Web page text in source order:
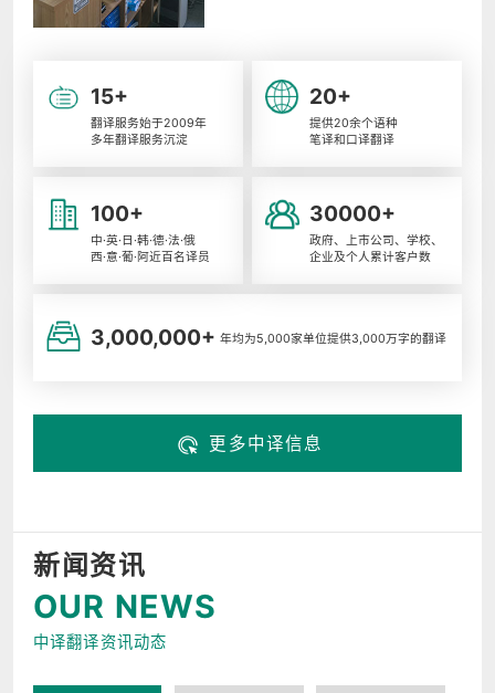
15+
翻译服务始于2009年
多年翻译服务沉淀
20+
提供20余个语种
笔译和口译翻译
100+
中·英·日·韩·德·法·俄
西·意·葡·阿近百名译员
30000+
政府、上市公司、学校、
企业及个人累计客户数
3,000,000+ 年均为5,000家单位提供3,000万字的翻译
更多中译信息
新闻资讯
OUR NEWS
中译翻译资讯动态